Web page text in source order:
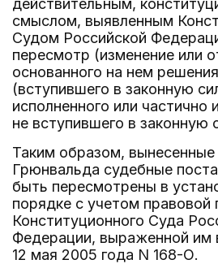
действительным,
смыслом, выявленным
Судом Российской
пересмотр (изменение или
основанного на нем
(вступившего в законную
исполненного или частично
не вступившего в законную
Таким образом,
Грюнвальда судебные
быть пересмотрены в
порядке с учетом правовой
Конституционного Суда
Федерации, выраженной им
12 мая 2005 года N 168-О.